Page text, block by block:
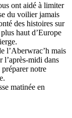
ont aidé à limiter
du voilier jamais
des histoires sur
haut d’Europe
l’Aberwrac’h mais
l’après-midi dans
notre
matinée en